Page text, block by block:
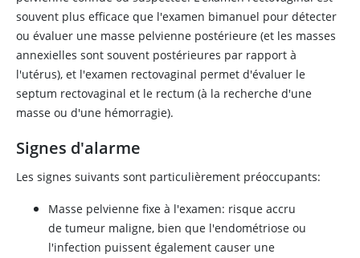
souvent plus efficace que l'examen bimanuel pour détecter
ou évaluer une masse pelvienne postérieure (et les masses
annexielles sont souvent postérieures par rapport à
l'utérus), et l'examen rectovaginal permet d'évaluer le
septum rectovaginal et le rectum (à la recherche d'une
masse ou d'une hémorragie).
Signes d'alarme
Les signes suivants sont particulièrement préoccupants:
Masse pelvienne fixe à l'examen: risque accru
de tumeur maligne, bien que l'endométriose ou
l'infection puissent également causer une